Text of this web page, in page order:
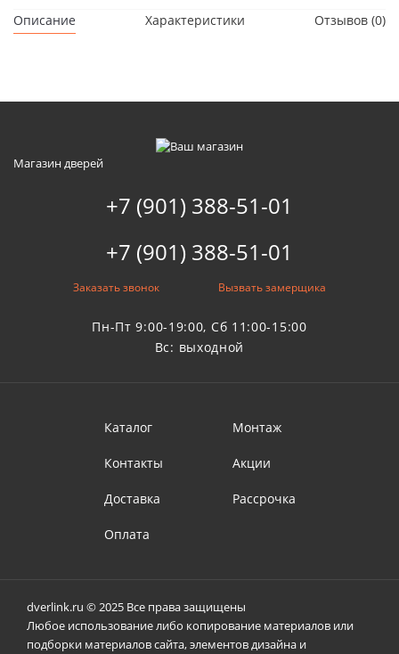
Описание Характеристики Отзывов (0)
Магазин дверей
+7 (901) 388-51-01
+7 (901) 388-51-01
Заказать звонок Вызвать замерщика
Пн-Пт 9:00-19:00, Сб 11:00-15:00
Вс: выходной
Каталог
Контакты
Доставка
Оплата
Монтаж
Акции
Рассрочка
dverlink.ru © 2025 Все права защищены
Любое использование либо копирование материалов или
подборки материалов сайта, элементов дизайна и